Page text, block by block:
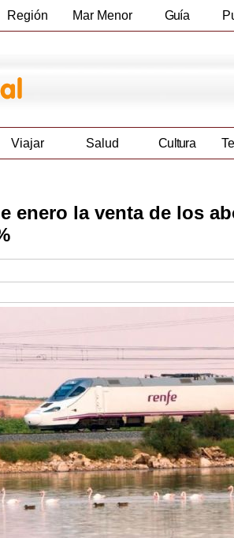
Región Mar Menor Guía
Viajar Salud Cultura
enero la venta de los